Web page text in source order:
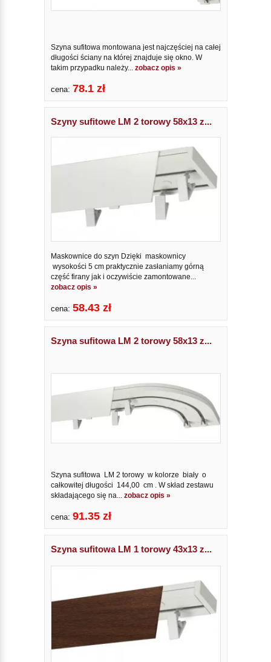
Szyna sufitowa montowana jest najczęściej na całej
długości ściany na której znajduje się okno. W
takim przypadku należy... zobacz opis »
cena: 78.1 zł
Szyny sufitowe LM 2 torowy 58x13 z...
Maskownice do szyn Dzięki maskownicy
wysokości 5 cm praktycznie zasłaniamy górną
część firany jak i oczywiście zamontowane...
zobacz opis »
cena: 58.43 zł
Szyna sufitowa LM 2 torowy 58x13 z...
Szyna sufitowa LM 2 torowy w kolorze biały o
całkowitej długości 144,00 cm . W skład zestawu
składającego się na... zobacz opis »
cena: 91.35 zł
Szyna sufitowa LM 1 torowy 43x13 z...